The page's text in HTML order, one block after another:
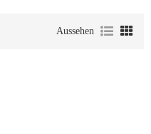
Aussehen